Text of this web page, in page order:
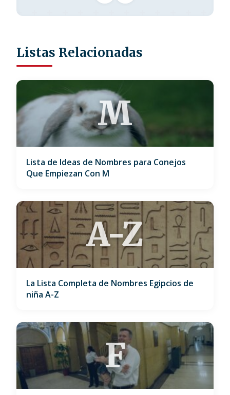
Listas Relacionadas
M
Lista de Ideas de Nombres para Conejos
Que Empiezan Con M
A-Z
La Lista Completa de Nombres Egipcios de
niña A-Z
F